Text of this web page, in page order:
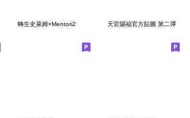
轉生史萊姆×Mentori2 天官賜福官方貼圖 第二彈